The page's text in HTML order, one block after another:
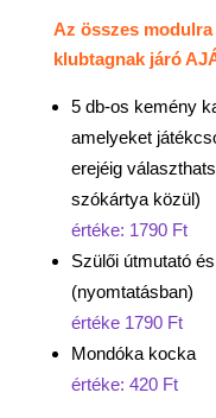
Az összes
klubtagnak járó
5 db-os kemény
amelyeket
erejéig
szókártya közül)
értéke: 1790 Ft
Szülői útmutató
(nyomtatásban)
értéke 1790 Ft
Mondóka kocka
értéke: 420 Ft